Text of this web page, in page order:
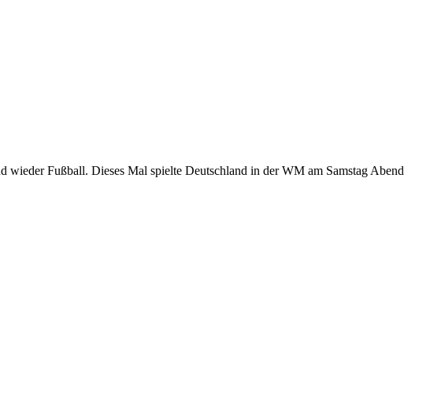
Fußball. Dieses Mal spielte Deutschland in der WM am Samstag Abend